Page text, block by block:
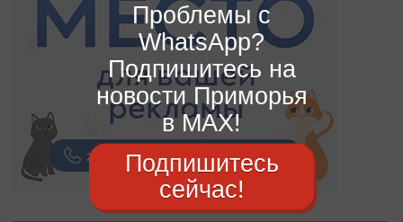
Проблемы с
WhatsApp?
Подпишитесь на
новости Приморья
в MAX!
Подпишитесь
сейчас!